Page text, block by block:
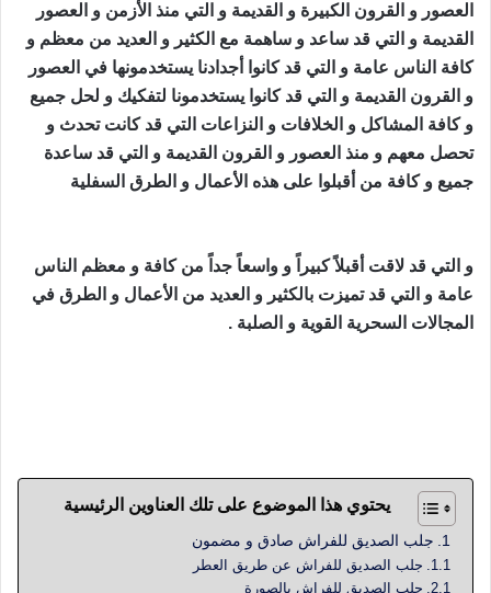
العصور و القرون الكبيرة و القديمة و التي منذ الأزمن و العصور
القديمة و التي قد ساعد و ساهمة مع الكثير و العديد من معظم و
كافة الناس عامة و التي قد كانوا أجدادنا يستخدمونها في العصور
و القرون القديمة و التي قد كانوا يستخدمونا لتفكيك و لحل جميع
و كافة المشاكل و الخلافات و النزاعات التي قد كانت تحدث و
تحصل معهم و منذ العصور و القرون القديمة و التي قد ساعدة
جميع و كافة من أقبلوا على هذه الأعمال و الطرق السفلية
و التي قد لاقت أقبلاً كبيراً و واسعاً جداً من كافة و معظم الناس
عامة و التي قد تميزت بالكثير و العديد من الأعمال و الطرق في
المجالات السحرية القوية و الصلبة .
يحتوي هذا الموضوع على تلك العناوين الرئيسية
جلب الصديق للفراش صادق و مضمون
جلب الصديق للفراش عن طريق العطر
جلب الصديق للفراش بالصورة